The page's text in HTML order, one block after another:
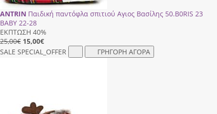
ANTRIN Παιδική παντόφλα σπιτιού Αγιος Βασίλης 50.Β0RΙS 23
BABY 22-28
ΕΚΠΤΩΣΗ 40%
25,00€ 15,00€
SALE SPECIAL_OFFER ΓΡΗΓΟΡΗ ΑΓΟΡΑ